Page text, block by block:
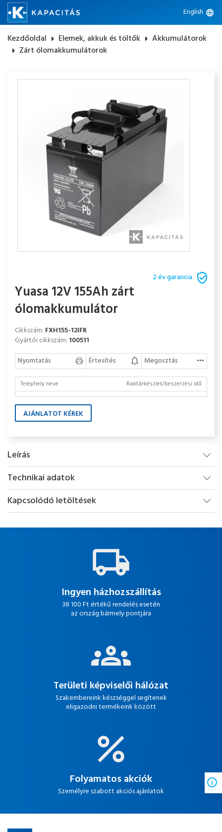
English language
Kezdőoldal arrow_right Elemek, akkuk és töltők arrow_right Akkumulátorok
arrow_right Zárt ólomakkumulátorok
2 év garancia
Yuasa 12V 155Ah zárt
ólomakkumulátor
Cikkszám: FXH155-12IFR
Gyártói cikkszám: 100511
Nyomtatás
Értesítés Megosztás
Telephely neve Raktárkészlet/beszerzési idő
AJÁNLATOT KÉREK
Leírás
Technikai adatok
Kapcsolódó letöltések
Ingyen házhozszállítás
38 100 Ft értékű rendelés esetén
az ország bármely pontjára
Területi képviselői hálózat
Szakembereink készséggel segítenek
eligazodni termékeink között
Folyamatos akciók
Személyre szabott akciós ajánlatok